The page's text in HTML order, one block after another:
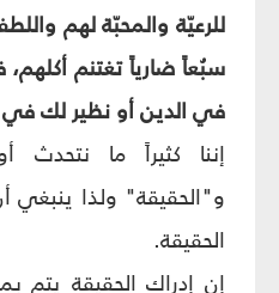
للرعيّة والمحبّة لهم
سبُعاً ضارياً تغتنم
في الدين أو نظير لك في
إننا كثيراً ما
و"الحقيقة" ولذا ينبغي
الحقيقة.
إن إدراك الحقيقة يتم